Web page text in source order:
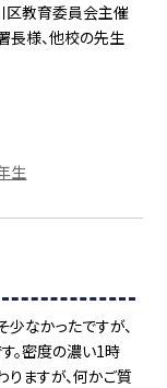
区教育委員会主催
長様、他校の先生
生
なかったですが、
。密度の濃い1時
ますが、何かご質